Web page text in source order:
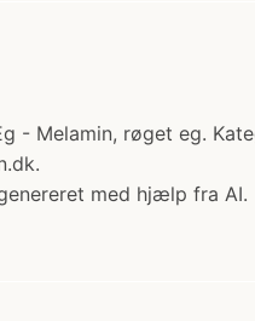
- Melamin, røget eg.
med hjælp fra AI.